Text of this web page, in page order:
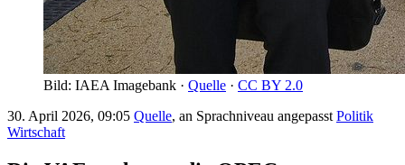
Bild: IAEA Imagebank · Quelle · CC BY 2.0
30. April 2026, 09:05 Quelle, an Sprachniveau angepasst Politik
Wirtschaft